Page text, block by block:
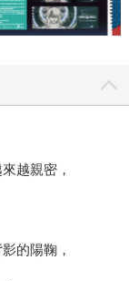
越親密，
的陽鞠，